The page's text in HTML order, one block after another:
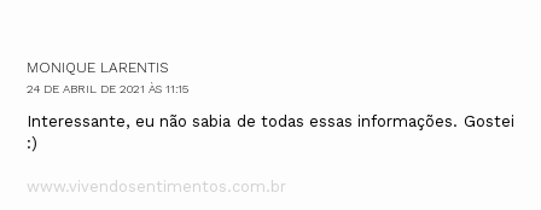
MONIQUE LARENTIS
24 DE ABRIL DE 2021 ÀS 11:15
Interessante, eu não sabia de todas essas informações. Gostei
:)
www.vivendosentimentos.com.br